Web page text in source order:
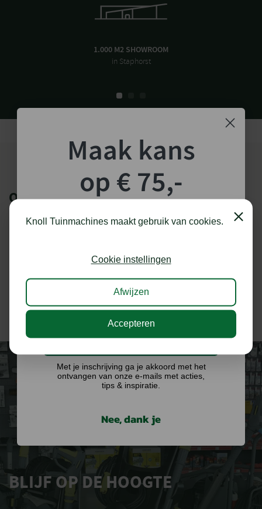
1.000 M2 SHOWROOM
in Staphorst
ONZE MERKEN
BLIJF OP DE HOOGTE
Knoll Tuinmachines maakt gebruik van cookies. Close
Cookie instellingen
Afwijzen
Accepteren
Maak kans
op € 75,-
shoptegoed!
kans op €75,- te besteden op onze webshop.
Ik doe graag mee!
Met je inschrijving ga je akkoord met het
ontvangen van onze e-mails met acties,
tips & inspiratie.
Nee, dank je